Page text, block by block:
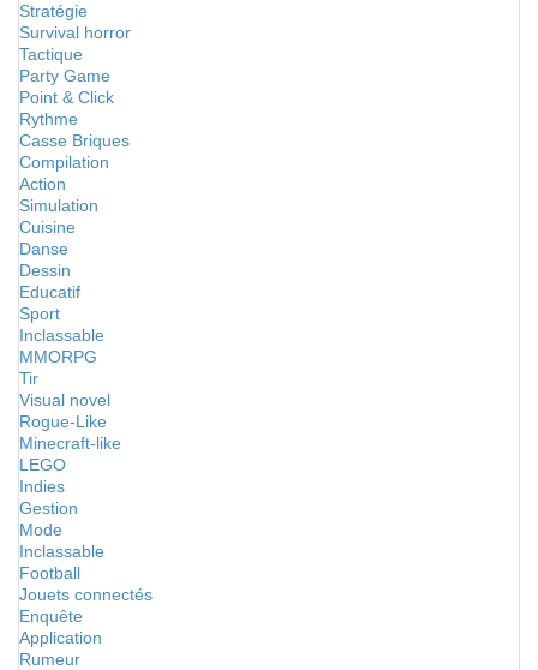
Stratégie
Survival horror
Tactique
Party Game
Point & Click
Rythme
Casse Briques
Compilation
Action
Simulation
Cuisine
Danse
Dessin
Educatif
Sport
Inclassable
MMORPG
Tir
Visual novel
Rogue-Like
Minecraft-like
LEGO
Indies
Gestion
Mode
Inclassable
Football
Jouets connectés
Enquête
Application
Rumeur